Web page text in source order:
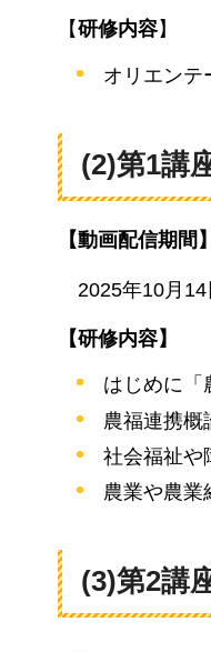
【研修内容】
オリエンテ
(2)第1講
【動画配信期間】
2025年10月
【研修内容】
はじめに「
農福連携概
社会福祉や
農業や農業
(3)第2講